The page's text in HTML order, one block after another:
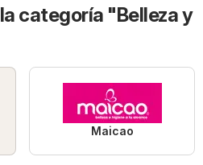
categoría "Belleza y
Maicao